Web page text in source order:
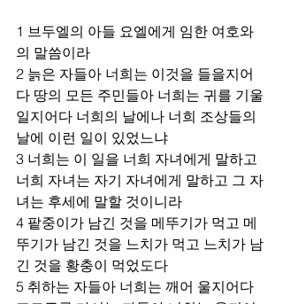
1 브두엘의 아들 요엘에게 임한 여호와
의 말씀이라
2 늙은 자들아 너희는 이것을 들을지어
다 땅의 모든 주민들아 너희는 귀를 기울
일지어다 너희의 날에나 너희 조상들의
날에 이런 일이 있었느냐
3 너희는 이 일을 너희 자녀에게 말하고
너희 자녀는 자기 자녀에게 말하고 그 자
녀는 후세에 말할 것이니라
4 팥중이가 남긴 것을 메뚜기가 먹고 메
뚜기가 남긴 것을 느치가 먹고 느치가 남
긴 것을 황충이 먹었도다
5 취하는 자들아 너희는 깨어 울지어다